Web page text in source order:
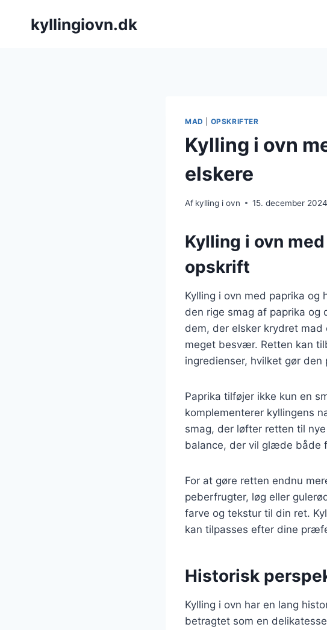
kyllingiovn.dk
MAD OPSKRIFTER
Kylling i ovn
elskere
Af kylling i ovn 15. december 2024
Kylling i ovn
opskrift
Kylling i ovn med paprika og
den rige smag af paprika og
dem, der elsker krydret
meget besvær. Retten kan
ingredienser, hvilket gør
Paprika tilføjer ikke kun en
komplementerer kyllingens
smag, der løfter retten til
balance, der vil glæde både
For at gøre retten endnu
peberfrugter, løg eller
farve og tekstur til din ret.
kan tilpasses efter dine
Historisk
Kylling i ovn har en lang
betragtet som en